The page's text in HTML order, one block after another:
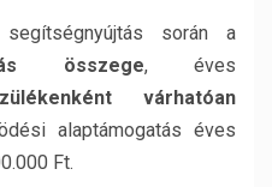
során a
összege, éves
várhatóan
alaptámogatás éves
Ft.